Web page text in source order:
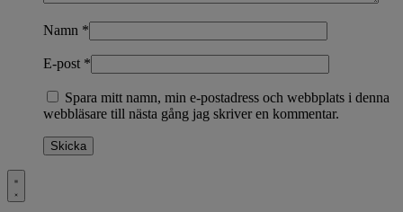
Namn *
E-post *
Spara mitt namn, min e-postadress och webbplats i denna
webbläsare till nästa gång jag skriver en kommentar.